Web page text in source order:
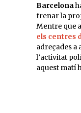
Barcelona
frenar la
Mentre que
els centres
adreçades a
l’activitat
aquest matí